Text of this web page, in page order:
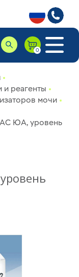
и реагенты
мочи
ЮА, уровень